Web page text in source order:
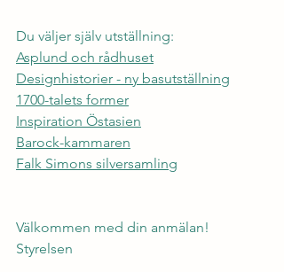
Du väljer själv utställning:
Asplund och rådhuset
Designhistorier - ny basutställning
1700-talets former
Inspiration Östasien
Barock-kammaren
Falk Simons silversamling
Välkommen med din anmälan!
Styrelsen